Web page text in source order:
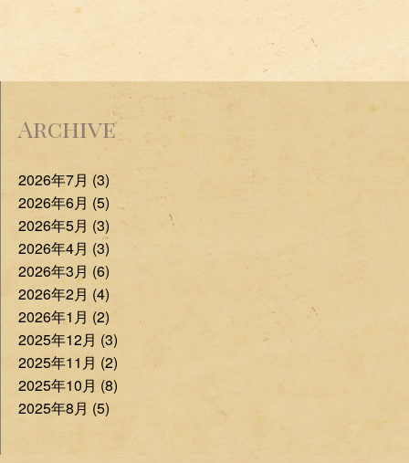
Archive
2026年7月 (3)
2026年6月 (5)
2026年5月 (3)
2026年4月 (3)
2026年3月 (6)
2026年2月 (4)
2026年1月 (2)
2025年12月 (3)
2025年11月 (2)
2025年10月 (8)
2025年8月 (5)